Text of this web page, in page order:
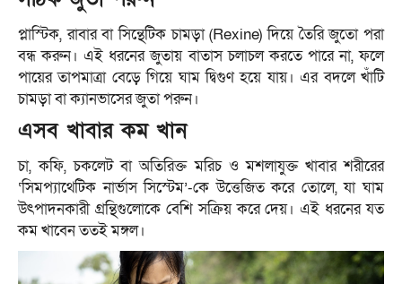
প্লাস্টিক, রাবার বা সিন্থেটিক চামড়া (Rexine) দিয়ে তৈরি জুতো পরা
বন্ধ করুন। এই ধরনের জুতায় বাতাস চলাচল করতে পারে না, ফলে
পায়ের তাপমাত্রা বেড়ে গিয়ে ঘাম দ্বিগুণ হয়ে যায়। এর বদলে খাঁটি
চামড়া বা ক্যানভাসের জুতা পরুন।
এসব খাবার কম খান
চা, কফি, চকলেট বা অতিরিক্ত মরিচ ও মশলাযুক্ত খাবার শরীরের
‘সিমপ্যাথেটিক নার্ভাস সিস্টেম’-কে উত্তেজিত করে তোলে, যা ঘাম
উৎপাদনকারী গ্রন্থিগুলোকে বেশি সক্রিয় করে দেয়। এই ধরনের যত
কম খাবেন ততই মঙ্গল।